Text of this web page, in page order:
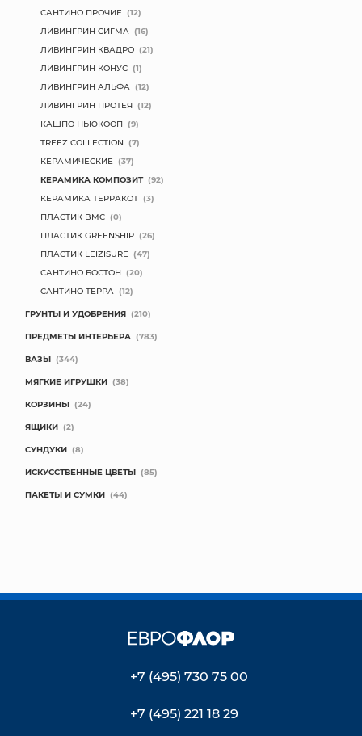
САНТИНО ПРОЧИЕ (12)
ЛИВИНГРИН СИГМА (16)
ЛИВИНГРИН КВАДРО (21)
ЛИВИНГРИН КОНУС (1)
ЛИВИНГРИН АЛЬФА (12)
ЛИВИНГРИН ПРОТЕЯ (12)
КАШПО НЬЮКООП (9)
TREEZ COLLECTION (7)
КЕРАМИЧЕСКИЕ (37)
КЕРАМИКА КОМПОЗИТ (92)
КЕРАМИКА ТЕРРАКОТ (3)
ПЛАСТИК BMC (0)
ПЛАСТИК GREENSHIP (26)
ПЛАСТИК LEIZISURE (47)
САНТИНО БОСТОН (20)
САНТИНО ТЕРРА (12)
ГРУНТЫ И УДОБРЕНИЯ (210)
ПРЕДМЕТЫ ИНТЕРЬЕРА (783)
ВАЗЫ (344)
МЯГКИЕ ИГРУШКИ (38)
КОРЗИНЫ (24)
ЯЩИКИ (2)
СУНДУКИ (8)
ИСКУССТВЕННЫЕ ЦВЕТЫ (85)
ПАКЕТЫ И СУМКИ (44)
+7 (495) 730 75 00
+7 (495) 221 18 29